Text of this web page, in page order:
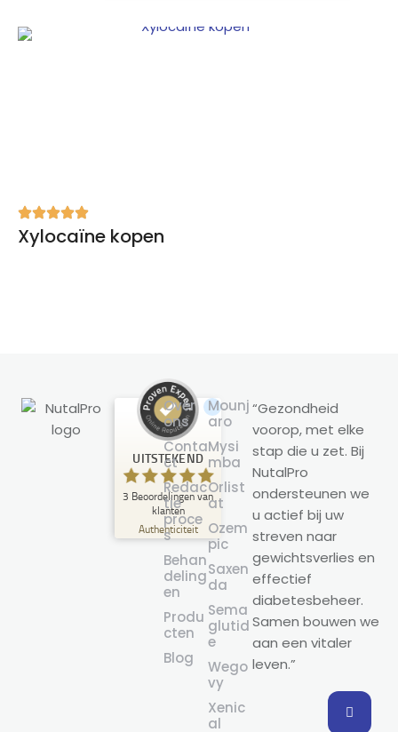
Xylocaïne kopen
UITSTEKEND
3 Beoordelingen van
klanten
Authenticiteit
Klantbeoordelingen en ervaringen
voor
NutalPro
100
%
Aanbevolen op
ProvenExpert.com
UITSTEKEND
3
Beoordelingen op ProvenExpert.com
Maak nu je eigen zegel
12-03-2025
Over
ons
Conta
ct
Redac
tie
proce
s
Behan
deling
en
Produ
cten
Blog
Mounj
aro
Mysi
mba
Orlist
at
Ozem
pic
Saxen
da
Sema
glutid
e
Wego
vy
Xenic
al
“Gezondheid
voorop, met elke
stap die u zet. Bij
NutalPro
ondersteunen we
u actief bij uw
streven naar
gewichtsverlies en
effectief
diabetesbeheer.
Samen bouwen we
aan een vitaler
leven.”